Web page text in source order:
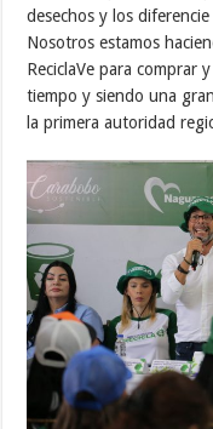
desechos y los
Nosotros estamos
ReciclaVe para comprar
tiempo y siendo una
la primera autoridad